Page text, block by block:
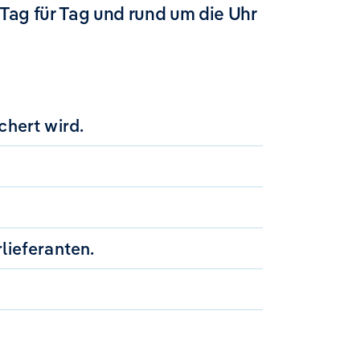
für Tag und rund um die Uhr
wird.